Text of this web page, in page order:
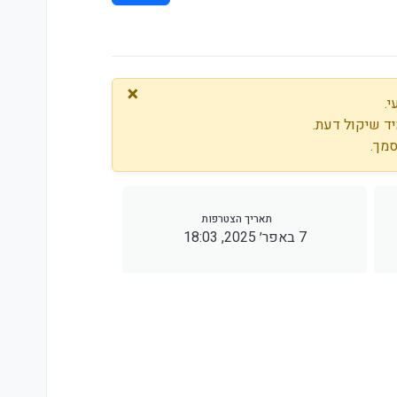
×
שיקול דעת.
תאריך הצטרפות
7 באפר׳ 2025, 18:03